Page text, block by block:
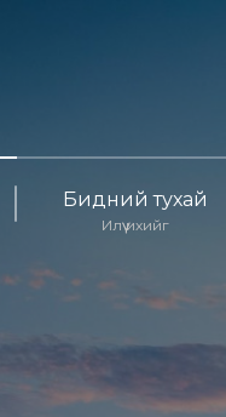
Бидний тухай
Илүү ихийг